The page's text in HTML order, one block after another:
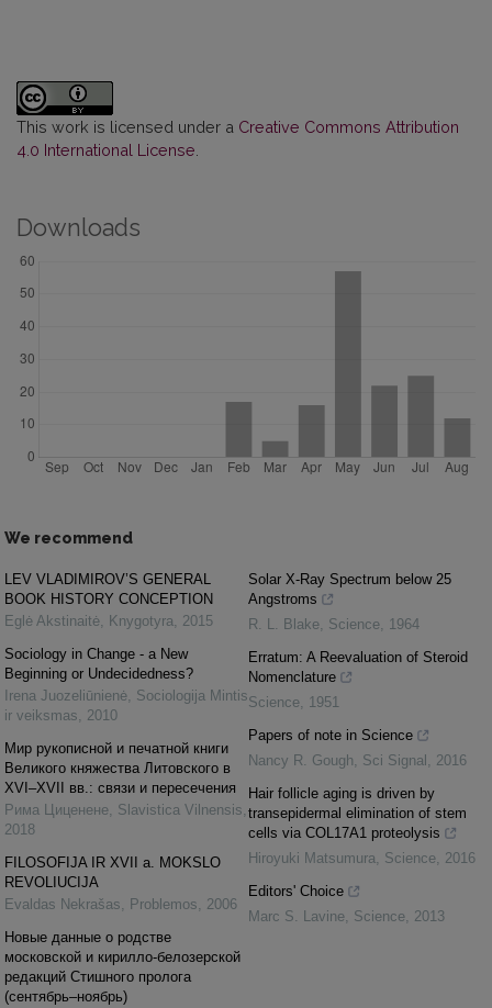
This work is licensed under a Creative Commons Attribution
4.0 International License
Downloads
We recommend
LEV VLADIMIROV’S GENERAL
BOOK HISTORY CONCEPTION
Eglė Akstinaitė
Knygotyra
2015
Sociology in Change - a New
Beginning or Undecidedness?
Irena Juozeliūnienė Sociologija Mintis
ir veiksmas
2010
Мир рукописной и печатной книги
Великого княжества Литовского в
XVI–XVII вв.: связи и пересечения
Рима Циценене Slavistica Vilnensis
2018
FILOSOFIJA IR XVII a. MOKSLO
REVOLIUCIJA
Evaldas Nekrašas
Problemos
2006
Новые данные о родстве
московской и кирилло-белозерской
редакций Стишного пролога
(сентябрь–ноябрь)
Solar X-Ray Spectrum below 25
Angstroms
R. L. Blake Science
1964
Erratum: A Reevaluation of Steroid
Nomenclature
Science
1951
Papers of note in Science
Nancy R. Gough
Sci Signal
2016
Hair follicle aging is driven by
transepidermal elimination of stem
cells via COL17A1 proteolysis
Hiroyuki Matsumura
Science 2016
Editors' Choice
Marc S. Lavine Science 2013